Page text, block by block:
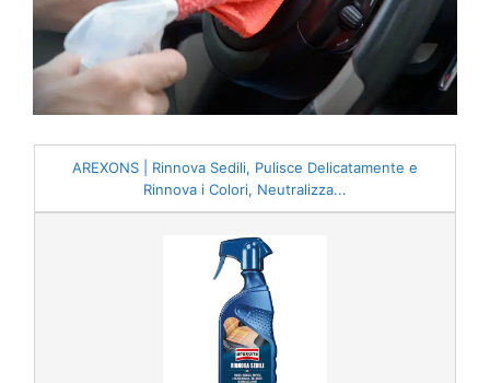
AREXONS | Rinnova Sedili, Pulisce Delicatamente e
Rinnova i Colori, Neutralizza...